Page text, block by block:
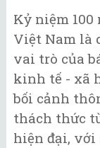
Kỷ niệm 100
Việt Nam là
vai trò của
kinh tế - xã
bối cảnh
thách thức
hiện đại, với